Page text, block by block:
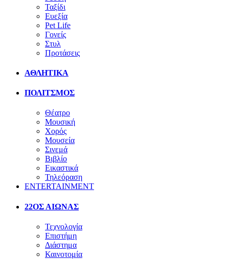
Ταξίδι
Ευεξία
Pet Life
Γονείς
Στυλ
Προτάσεις
ΑΘΛΗΤΙΚΑ
ΠΟΛΙΤΣΜΟΣ
Θέατρο
Μουσική
Χορός
Μουσεία
Σινεμά
Βιβλίο
Εικαστικά
Τηλεόραση
ENTERTAINMENT
22ΟΣ ΑΙΩΝΑΣ
Τεχνολογία
Επιστήμη
Διάστημα
Καινοτομία